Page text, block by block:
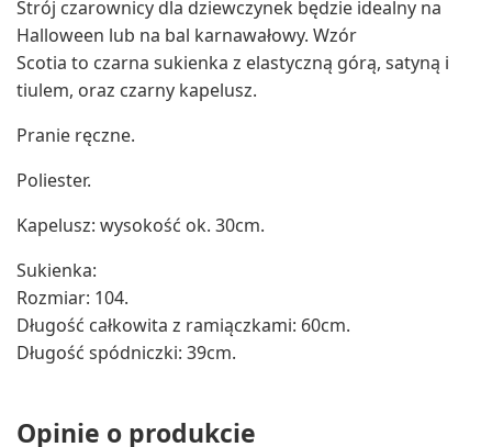
Strój czarownicy dla dziewczynek będzie idealny na
Halloween lub na bal karnawałowy. Wzór
Scotia to czarna sukienka z elastyczną górą, satyną i
tiulem, oraz czarny kapelusz.
Pranie ręczne.
Poliester.
Kapelusz: wysokość ok. 30cm.
Sukienka:
Rozmiar: 104.
Długość całkowita z ramiączkami: 60cm.
Długość spódniczki: 39cm.
Opinie o produkcie